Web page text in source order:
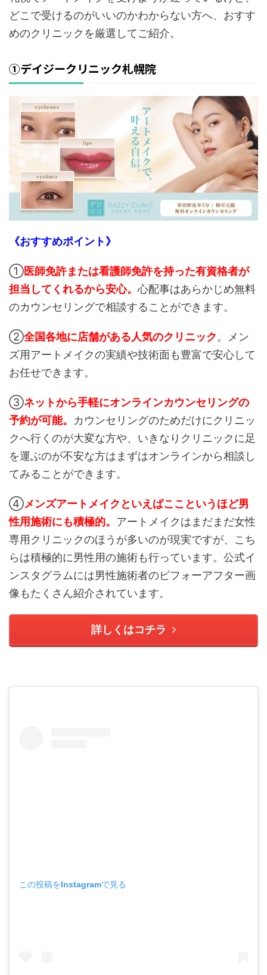
どこで受けるのがいいのかわからない方へ、おすす
めのクリニックを厳選してご紹介。
①デイジークリニック札幌院
《おすすめポイント》
①医師免許または看護師免許を持った有資格者が
担当してくれるから安心。心配事はあらかじめ無料
のカウンセリングで相談することができます。
②全国各地に店舗がある人気のクリニック。メン
ズ用アートメイクの実績や技術面も豊富で安心して
お任せできます。
③ネットから手軽にオンラインカウンセリングの
予約が可能。 カウンセリングのためだけにクリニッ
クへ行くのが大変な方や、いきなりクリニックに足
を運ぶのが不安な方はまずはオンラインから相談し
てみることができます。
④メンズアートメイクといえばここというほど男
性用施術にも積極的。 アートメイクはまだまだ女性
専用クリニックのほうが多いのが現実ですが、こち
らは積極的に男性用の施術も行っています。公式イ
ンスタグラムには男性施術者のビフォーアフター画
像もたくさん紹介されています。
詳しくはコチラ
この投稿をInstagramで見る